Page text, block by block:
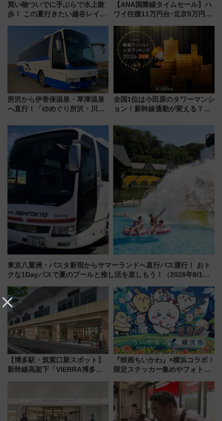
買い物ついでに手ぶらで水上散
歩！ この夏行きたい越谷レイク
ア「LAKESIDE PARK」（埼玉
県越谷市）
【ANA国際線タイムセール】ハ
ワイ往復11万円台･北京5万円台
来春のGW旅行まで狙える激ア
ツ路線まとめ（8/10まで）
所沢から伊香保温泉・草津温泉
へ直行！「ゆめぐり所沢・川越
軽に 運行ダイヤ・運賃を解説
全国1位は小田原のタワーマンシ
ョン！新幹線通勤が変える？
【新築マンション人気ランキン
東京八重洲・バスタ新宿からサマーランドへ直行バス運行！ おト
クな1Dayパスで夏のプールと推し活を楽しもう！（2026年8/1～
【博多駅・筑紫口新スポット】
新幹線高架下「VIERRA博多テ
通り」も一新
『映画ちいかわ』×横浜コラボ！
限定ステッカー集めやフォトス
いを満喫しよう（花火鑑賞会応
募は7/12まで！）